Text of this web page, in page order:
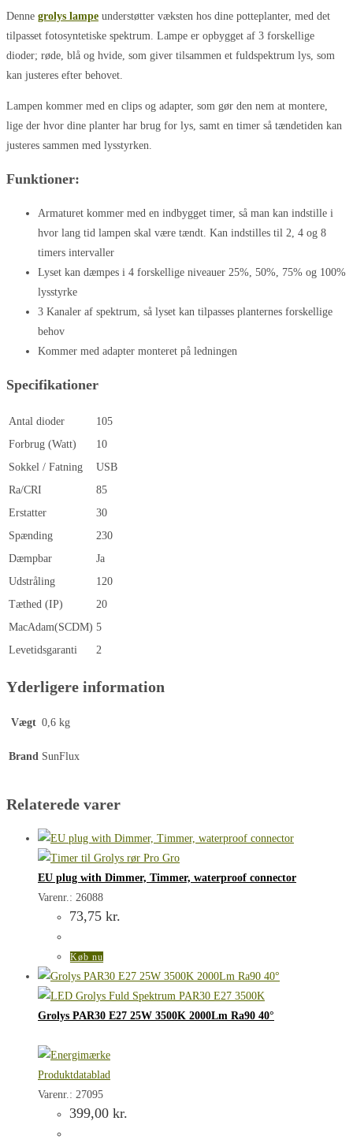
Denne grolys lampe understøtter væksten hos dine potteplanter, med det
tilpasset fotosyntetiske spektrum. Lampe er opbygget af 3 forskellige
dioder; røde, blå og hvide, som giver tilsammen et fuldspektrum lys, som
kan justeres efter behovet.
Lampen kommer med en clips og adapter, som gør den nem at montere,
lige der hvor dine planter har brug for lys, samt en timer så tændetiden kan
justeres sammen med lysstyrken.
Funktioner:
Armaturet kommer med en indbygget timer, så man kan indstille i
hvor lang tid lampen skal være tændt. Kan indstilles til 2, 4 og 8
timers intervaller
Lyset kan dæmpes i 4 forskellige niveauer 25%, 50%, 75% og 100%
lysstyrke
3 Kanaler af spektrum, så lyset kan tilpasses planternes forskellige
behov
Kommer med adapter monteret på ledningen
Specifikationer
Antal dioder
105
Forbrug (Watt)
10
Sokkel / Fatning
USB
Ra/CRI
85
Erstatter
30
Spænding
230
Dæmpbar
Ja
Udstråling
120
Tæthed (IP)
20
MacAdam(SCDM) 5
Levetidsgaranti
2
Yderligere information
Vægt 0,6 kg
Brand SunFlux
Relaterede varer
EU plug with Dimmer, Timmer, waterproof connector
Varenr.: 26088
73,75 kr.
Køb nu
Grolys PAR30 E27 25W 3500K 2000Lm Ra90 40°
Produktdatablad
Varenr.: 27095
399,00 kr.